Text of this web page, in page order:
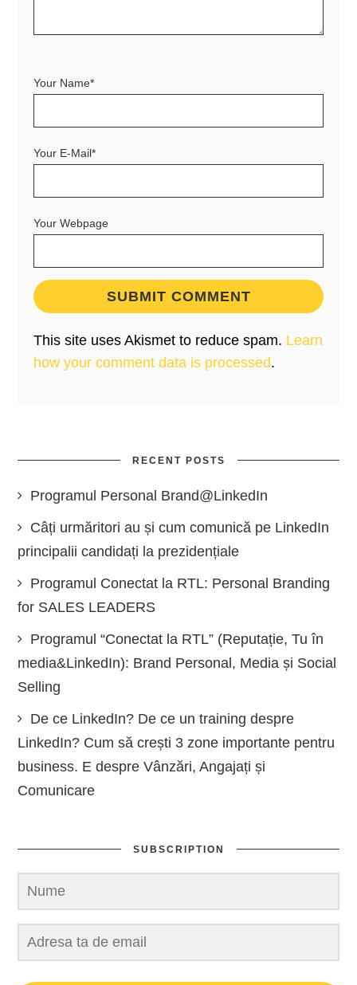
Your Name*
Your E-Mail*
Your Webpage
This site uses Akismet to reduce spam. Learn
how your comment data is processed.
RECENT POSTS
Programul Personal Brand@LinkedIn
Câți urmăritori au și cum comunică pe LinkedIn
principalii candidați la prezidențiale
Programul Conectat la RTL: Personal Branding
for SALES LEADERS
Programul “Conectat la RTL” (Reputație, Tu în
media&LinkedIn): Brand Personal, Media și Social
Selling
De ce LinkedIn? De ce un training despre
LinkedIn? Cum să crești 3 zone importante pentru
business. E despre Vânzări, Angajați și
Comunicare
SUBSCRIPTION